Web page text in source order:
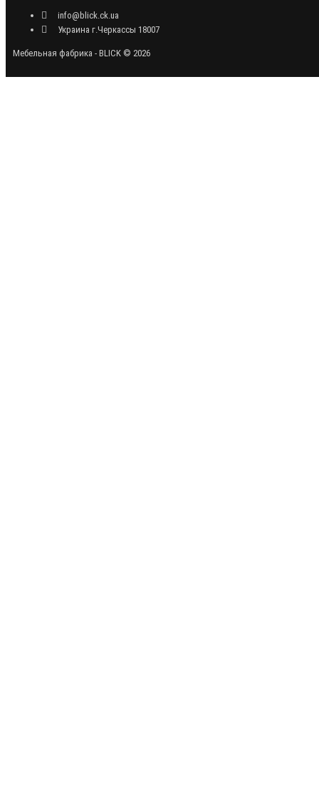
info@blick.ck.ua
Украина г.Черкассы 18007
Мебельная фабрика - BLICK © 2026